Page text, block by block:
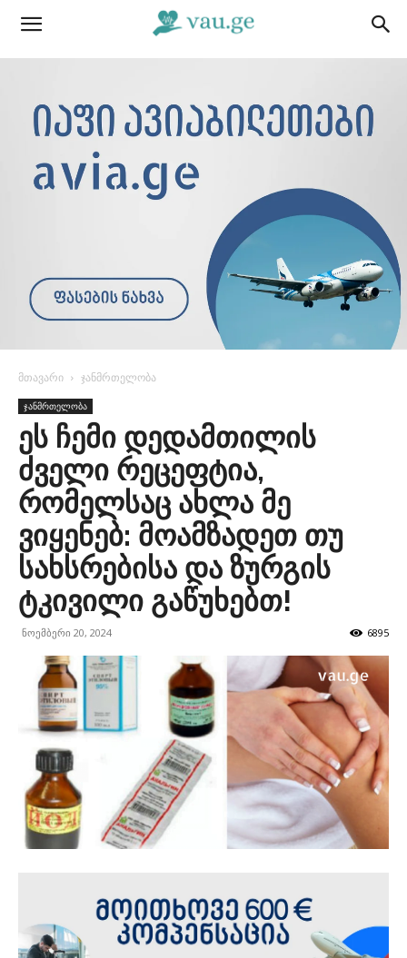
მთავარი ჯანმრთელობა
ჯანმრთელობა
ეს ჩემი დედამთილის
ძველი რეცეფტია,
რომელსაც ახლა მე
ვიყენებ: მოამზადეთ თუ
სახსრებისა და ზურგის
ტკივილი გაწუხებთ!
ნოემბერი 20, 2024 6895